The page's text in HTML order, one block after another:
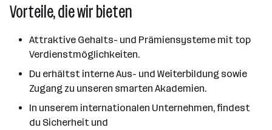
Vorteile, die wir bieten
Attraktive Gehalts- und Prämiensysteme mit top
Verdienstmöglichkeiten.
Du erhältst interne Aus- und Weiterbildung sowie
Zugang zu unseren smarten Akademien.
In unserem internationalen Unternehmen, findest
du Sicherheit und